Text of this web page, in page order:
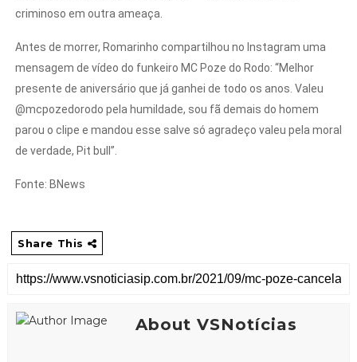
criminoso em outra ameaça.
Antes de morrer, Romarinho compartilhou no Instagram uma
mensagem de vídeo do funkeiro MC Poze do Rodo: “Melhor
presente de aniversário que já ganhei de todo os anos. Valeu
@mcpozedorodo pela humildade, sou fã demais do homem
parou o clipe e mandou esse salve só agradeço valeu pela moral
de verdade, Pit bull”.
Fonte: BNews
Share This
About VSNotícias